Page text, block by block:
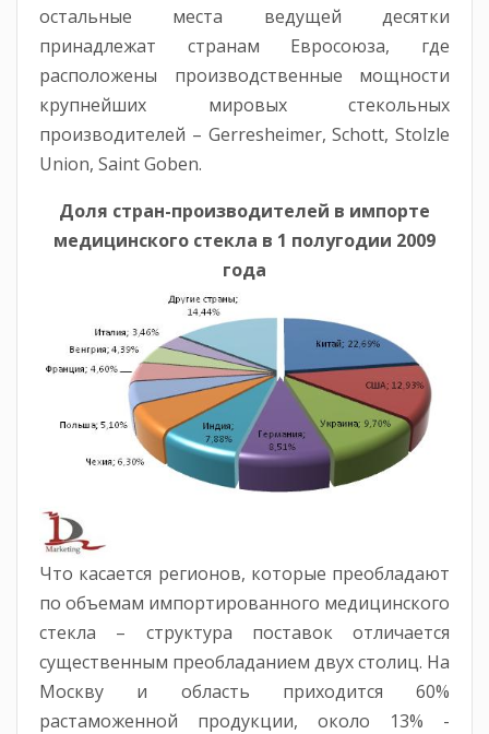
остальные места ведущей десятки
принадлежат странам Евросоюза, где
расположены производственные мощности
крупнейших мировых стекольных
производителей – Gerresheimer, Schott, Stolzle
Union, Saint Goben.
Доля стран-производителей в импорте
медицинского стекла в 1 полугодии 2009
года
Что касается регионов, которые преобладают
по объемам импортированного медицинского
стекла – структура поставок отличается
существенным преобладанием двух столиц. На
Москву и область приходится 60%
растаможенной продукции, около 13% -